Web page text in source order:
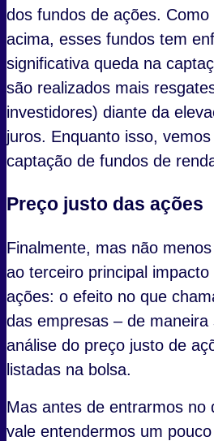
dos fundos de ações.
acima, esses fundos tem
significativa queda na
são realizados mais
investidores) diante da
juros. Enquanto isso,
captação de fundos de
Preço justo das ações
Finalmente, mas não
ao terceiro principal
ações: o efeito no que
das empresas – de maneira
análise do preço justo de
listadas na bolsa.
Mas antes de entrarmos no
vale entendermos um